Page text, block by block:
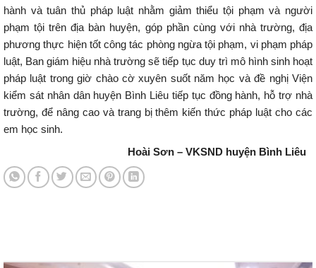
hành và tuân thủ pháp luật nhằm giảm thiểu tội phạm và người
phạm tội trên địa bàn huyện, góp phần cùng với nhà trường, địa
phương thực hiện tốt công tác phòng ngừa tội phạm, vi phạm pháp
luật, Ban giám hiệu nhà trường sẽ tiếp tục duy trì mô hình sinh hoạt
pháp luật trong giờ chào cờ xuyên suốt năm học và đề nghị Viện
kiểm sát nhân dân huyện Bình Liêu tiếp tục đồng hành, hỗ trợ nhà
trường, để nâng cao và trang bị thêm kiến thức pháp luật cho các
em học sinh.
Hoài Sơn – VKSND huyện Bình Liêu